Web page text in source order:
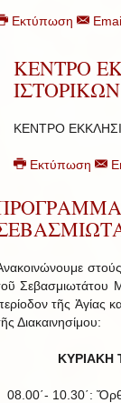
Εκτύπωση
ΚΕΝΤΡΟ
ΚΕΝΤΡΟ
Εκτύπωση
Σεβασμιωτάτου
τῆς Ἁγίας
Διακαινησίμου:
ΚΥΡΙΑΚΗ
08.00΄- 10.30΄: